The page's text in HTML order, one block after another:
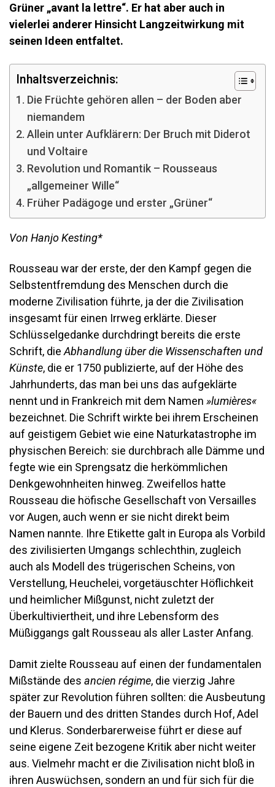
Grüner „avant la lettre“. Er hat aber auch in
vielerlei anderer Hinsicht Langzeitwirkung mit
seinen Ideen entfaltet.
Inhaltsverzeichnis:
Die Früchte gehören allen – der Boden aber
niemandem
Allein unter Aufklärern: Der Bruch mit Diderot
und Voltaire
Revolution und Romantik – Rousseaus
„allgemeiner Wille“
Früher Padägoge und erster „Grüner“
Von Hanjo Kesting*
Rousseau war der erste, der den Kampf gegen die
Selbstentfremdung des Menschen durch die
moderne Zivilisation führte, ja der die Zivilisation
insgesamt für einen Irrweg erklärte. Dieser
Schlüsselgedanke durchdringt bereits die erste
Schrift, die Abhandlung über die Wissenschaften und
Künste, die er 1750 publizierte, auf der Höhe des
Jahrhunderts, das man bei uns das aufgeklärte
nennt und in Frankreich mit dem Namen »lumières«
bezeichnet. Die Schrift wirkte bei ihrem Erscheinen
auf geistigem Gebiet wie eine Naturkatastrophe im
physischen Bereich: sie durchbrach alle Dämme und
fegte wie ein Sprengsatz die herkömmlichen
Denkgewohnheiten hinweg. Zweifellos hatte
Rousseau die höfische Gesellschaft von Versailles
vor Augen, auch wenn er sie nicht direkt beim
Namen nannte. Ihre Etikette galt in Europa als Vorbild
des zivilisierten Umgangs schlechthin, zugleich
auch als Modell des trügerischen Scheins, von
Verstellung, Heuchelei, vorgetäuschter Höflichkeit
und heimlicher Mißgunst, nicht zuletzt der
Überkultiviertheit, und ihre Lebensform des
Müßiggangs galt Rousseau als aller Laster Anfang.
Damit zielte Rousseau auf einen der fundamentalen
Mißstände des ancien régime, die vierzig Jahre
später zur Revolution führen sollten: die Ausbeutung
der Bauern und des dritten Standes durch Hof, Adel
und Klerus. Sonderbarerweise führt er diese auf
seine eigene Zeit bezogene Kritik aber nicht weiter
aus. Vielmehr macht er die Zivilisation nicht bloß in
ihren Auswüchsen, sondern an und für sich für die